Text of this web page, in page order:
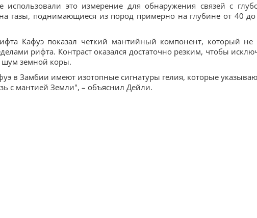
это измерение для обнаружения связей с
газы, поднимающиеся из пород примерно на глубине от 40
Кафуэ показал четкий мантийный компонент, который
рифта. Контраст оказался достаточно резким, чтобы
шум земной коры.
в Замбии имеют изотопные сигнатуры гелия, которые
с мантией Земли", – объяснил Дейли.